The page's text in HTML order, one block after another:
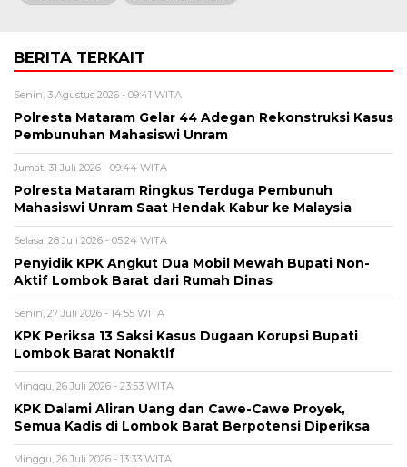
BERITA TERKAIT
Senin, 3 Agustus 2026 - 09:41 WITA
Polresta Mataram Gelar 44 Adegan Rekonstruksi Kasus
Pembunuhan Mahasiswi Unram
Jumat, 31 Juli 2026 - 09:44 WITA
Polresta Mataram Ringkus Terduga Pembunuh
Mahasiswi Unram Saat Hendak Kabur ke Malaysia
Selasa, 28 Juli 2026 - 05:24 WITA
Penyidik KPK Angkut Dua Mobil Mewah Bupati Non-
Aktif Lombok Barat dari Rumah Dinas
Senin, 27 Juli 2026 - 14:55 WITA
KPK Periksa 13 Saksi Kasus Dugaan Korupsi Bupati
Lombok Barat Nonaktif
Minggu, 26 Juli 2026 - 23:53 WITA
KPK Dalami Aliran Uang dan Cawe-Cawe Proyek,
Semua Kadis di Lombok Barat Berpotensi Diperiksa
Minggu, 26 Juli 2026 - 13:33 WITA